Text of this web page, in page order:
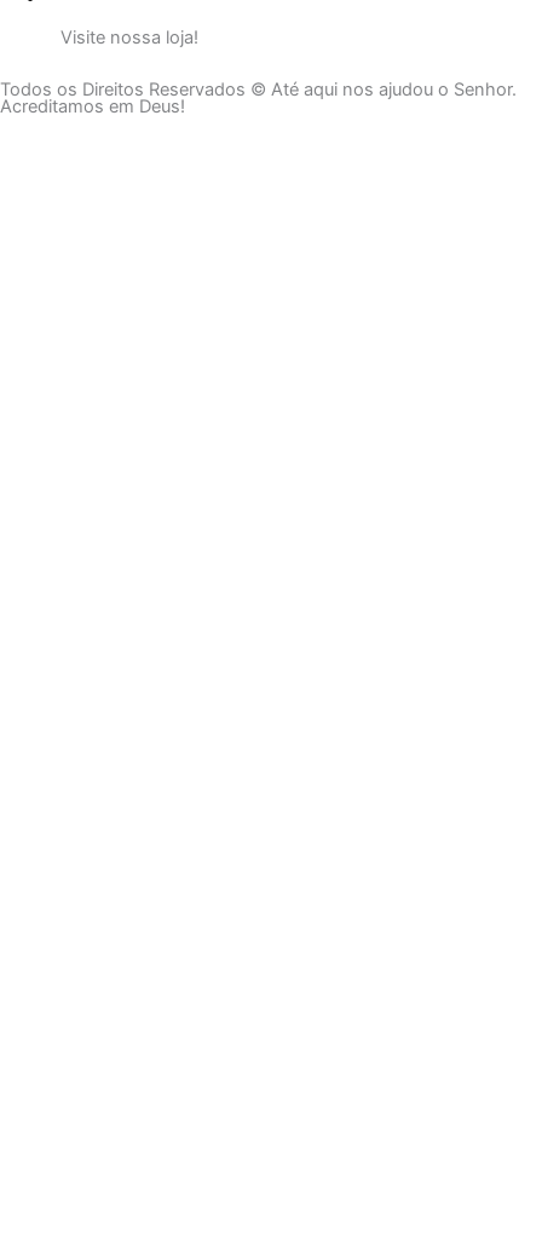
Visite nossa loja!
Todos os Direitos Reservados © Até aqui nos ajudou o Senhor.
Acreditamos em Deus!